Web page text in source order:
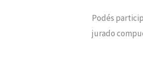
Podés
jurado